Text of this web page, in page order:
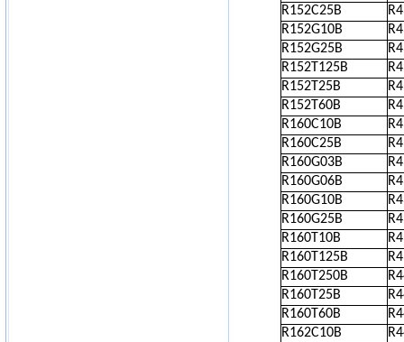
R152C25B
R152G10B
R152G25B
R152T125B
R152T25B
R152T60B
R160C10B
R160C25B
R160G03B
R160G06B
R160G10B
R160G25B
R160T10B
R160T125B
R160T250B
R160T25B
R160T60B
R162C10B